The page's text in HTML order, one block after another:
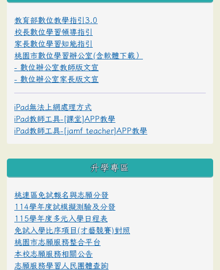
教育部數位教學指引3.0
校長數位學習領導指引
家長數位學習知能指引
桃園市數位學習辦公室(含軟體下載）
- 數位辦公室教師版文宣
- 數位辦公室家長版文宣
iPad無法上網處理方式
iPad教師工具-[課堂]APP教學
iPad教師工具-[jamf teacher]APP教學
升學專區
桃連區免試報名與志願分發
114學年度試模擬測驗及分發
115學年度多元入學日程表
免試入學比序項目(才藝競賽)對照
桃園市志願服務整合平台
本校志願服務相關公告
志願服務學習人民團體查詢